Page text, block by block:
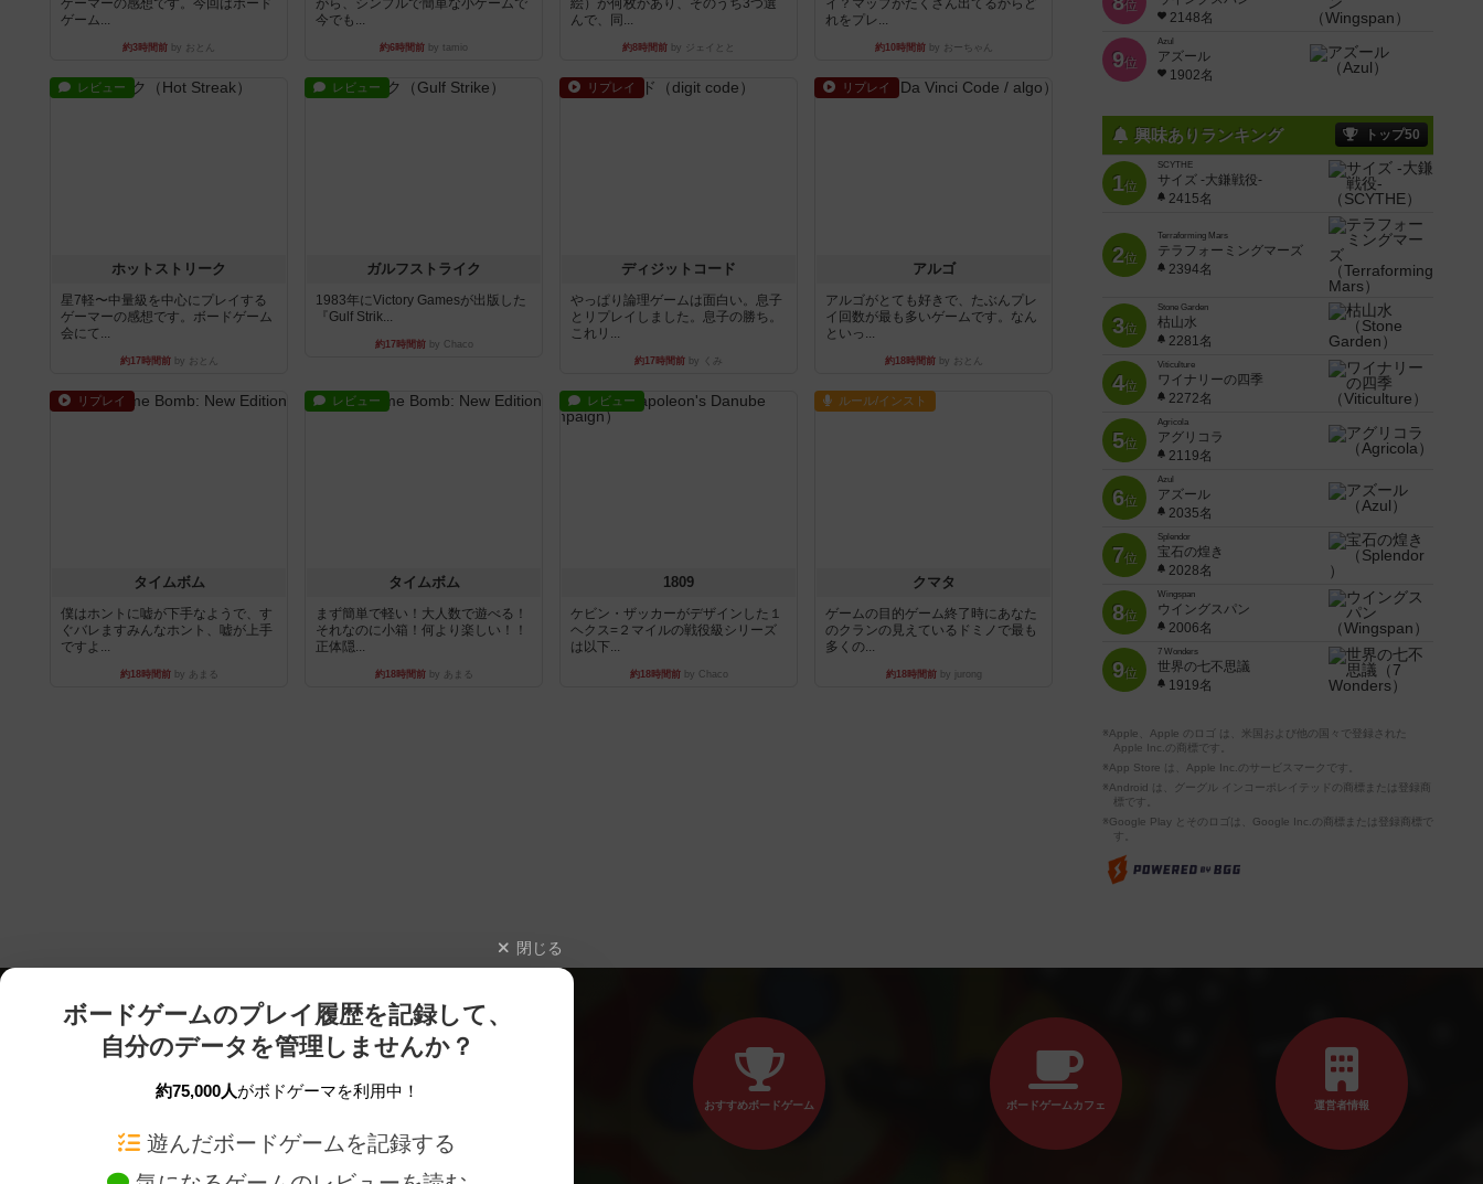
ゲーマーの感想です。今回はボード
ゲーム...
約3時間前 by おとん
がら、シンプルで簡単な小ゲームで
今でも...
約6時間前 by tamio
絵）が何枚かあり、そのうち3つ選
んで、同...
約8時間前 by ジェイとと
イ？マップがたくさん出てるからど
れをプレ...
約10時間前by おーちゃん
レビュー
ホットストリーク
星7軽〜中量級を中心にプレイする
ゲーマーの感想です。ボードゲーム
会にて...
約17時間前by おとん
レビュー
ガルフストライク
1983年にVictory Gamesが出版した
『Gulf Strik...
約17時間前by Chaco
リプレイ
ディジットコード
やっぱり論理ゲームは面白い。息子
とリプレイしました。息子の勝ち。
これリ...
約17時間前 by くみ
リプレイ
アルゴ
アルゴがとても好きで、たぶんプレ
イ回数が最も多いゲームです。なん
といっ...
約18時間前by おとん
リプレイ
タイムボム
僕はホントに嘘が下手なようで、す
ぐバレますみんなホント、嘘が上手
ですよ...
約18時間前by あまる
レビュー
タイムボム
まず簡単で軽い！大人数で遊べる！
それなのに小箱！何より楽しい！！
正体隠...
約18時間前by あまる
レビュー
1809
ケビン・ザッカーがデザインした１
ヘクス=２マイルの戦役級シリーズ
は以下...
約18時間前by Chaco
ルール/インスト
クマタ
ゲームの目的ゲーム終了時にあなた
のクランの見えているドミノで最も
多くの...
約18時間前by jurong
位
2148名
9位
Azul
アズール
1902名
興味ありランキング トップ50
1位
SCYTHE
サイズ -大鎌戦役-
2415名
2位
Terraforming Mars
テラフォーミングマーズ
2394名
3位
Stone Garden
枯山水
2281名
4位
Viticulture
ワイナリーの四季
2272名
5位
Agricola
アグリコラ
2119名
6位
Azul
アズール
2035名
7位
Splendor
宝石の煌き
2028名
8位
Wingspan
ウイングスパン
2006名
9位
7 Wonders
世界の七不思議
1919名
※Apple、Apple のロゴ は、米国および他の国々で登録された
Apple Inc.の商標です。
※App Store は、Apple Inc.のサービスマークです。
※Android は、グーグル インコーポレイテッドの商標または登録商
標です。
※Google Play とそのロゴは、Google Inc.の商標または登録商標で
す。
閉じる
ボードゲームのプレイ履歴を記録して、
自分のデータを管理しませんか？
約75,000人がボドゲーマを利用中！
遊んだボードゲームを記録する
おすすめボードゲーム ボードゲームカフェ 運営者情報